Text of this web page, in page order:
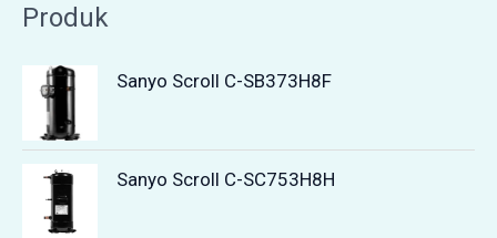
Produk
Sanyo Scroll C-SB373H8F
Sanyo Scroll C-SC753H8H